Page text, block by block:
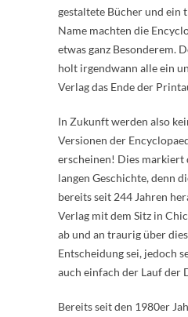
gestaltete Bücher und
Name machten die
etwas ganz Besonderem.
holt irgendwann alle ein
Verlag das Ende der
In Zukunft werden also
Versionen der
erscheinen! Dies markiert
langen Geschichte, denn
bereits seit 244 Jahren
Verlag mit dem Sitz in
ab und an traurig über
Entscheidung sei, jedoch
auch einfach der Lauf der
Bereits seit den 1980er